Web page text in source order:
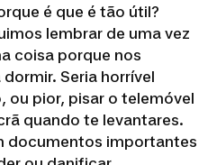
é que é tão útil?
lembrar de uma vez
coisa porque nos
Seria horrível
ou pior, pisar o telemóvel
quando te levantares.
documentos importantes